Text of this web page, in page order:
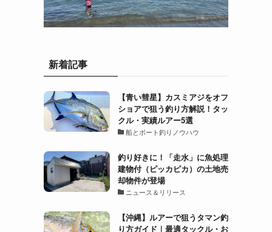
新着記事
【青い彗星】カスミアジをオフ
ショアで狙う釣り方解説！タッ
クル・実績ルアー5選
船とボート釣りノウハウ
釣り好きに！「走水」に魚処理
建物付（ピッカピカ）の土地売
却物件が登場
ニュース＆リリース
【沖縄】ルアーで狙うタマン釣
り方ガイド｜最適タックル・お